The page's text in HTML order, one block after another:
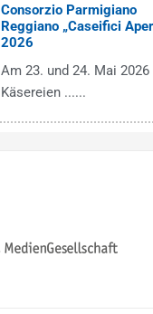
Consorzio Parmigiano
Reggiano „Caseifici
2026
Am 23. und 24. Mai
Käsereien ......